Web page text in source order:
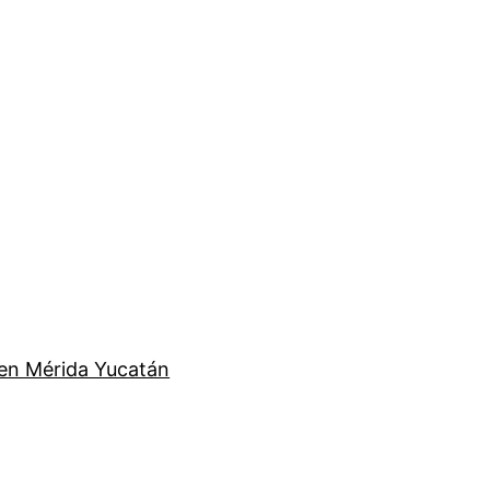
Mérida Yucatán